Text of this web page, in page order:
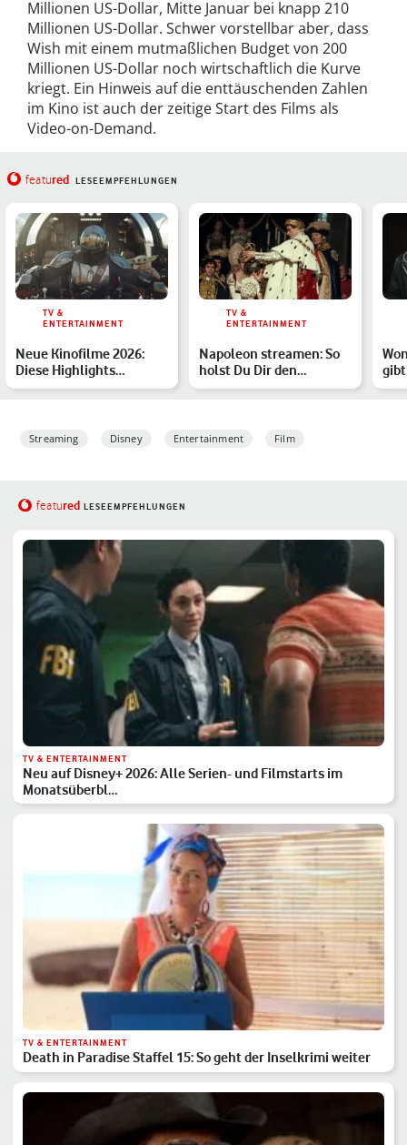
Millionen US-Dollar, Mitte Januar bei knapp 210
Millionen US-Dollar. Schwer vorstellbar aber, dass
Wish mit einem mutmaßlichen Budget von 200
Millionen US-Dollar noch wirtschaftlich die Kurve
kriegt. Ein Hinweis auf die enttäuschenden Zahlen
im Kino ist auch der zeitige Start des Films als
Video-on-Demand.
featured LESEEMPFEHLUNGEN
TV &
ENTERTAINMENT
Neue Kinofilme 2026:
Diese Highlights
erwarten Dich
TV &
ENTERTAINMENT
Napoleon streamen: So
holst Du Dir den
Historienfilm von 2023
Streaming Disney Entertainment Film
featured LESEEMPFEHLUNGEN
TV & ENTERTAINMENT
Neu auf Disney+ 2026: Alle Serien- und Filmstarts im
Monatsüberbl…
TV & ENTERTAINMENT
Death in Paradise Staffel 15: So geht der Inselkrimi weiter